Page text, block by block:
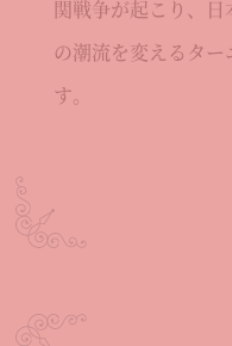
関戦争が起こり、
の潮流を変えるタ
す。